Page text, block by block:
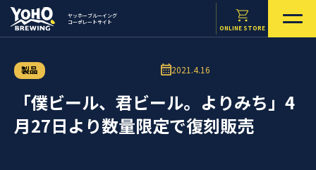
ヤッホーブルーイング
コーポレートサイト
ONLINE STORE
製品 2021.4.16
「僕ビール、君ビール。よりみち」4
月27日より数量限定で復刻販売